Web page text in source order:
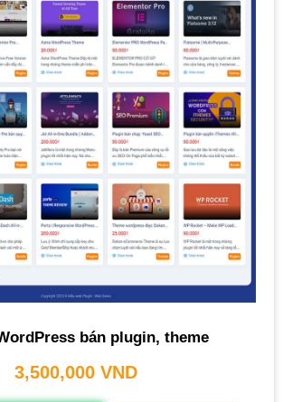
bán plugin, theme
3,500,000 VND